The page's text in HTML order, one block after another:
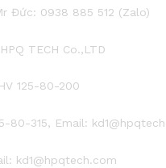
Đức: 0938 885 512 (Zalo)
TECH Co.,LTD
125-80-200
80-315, Email:
kd1@hpqtech.com